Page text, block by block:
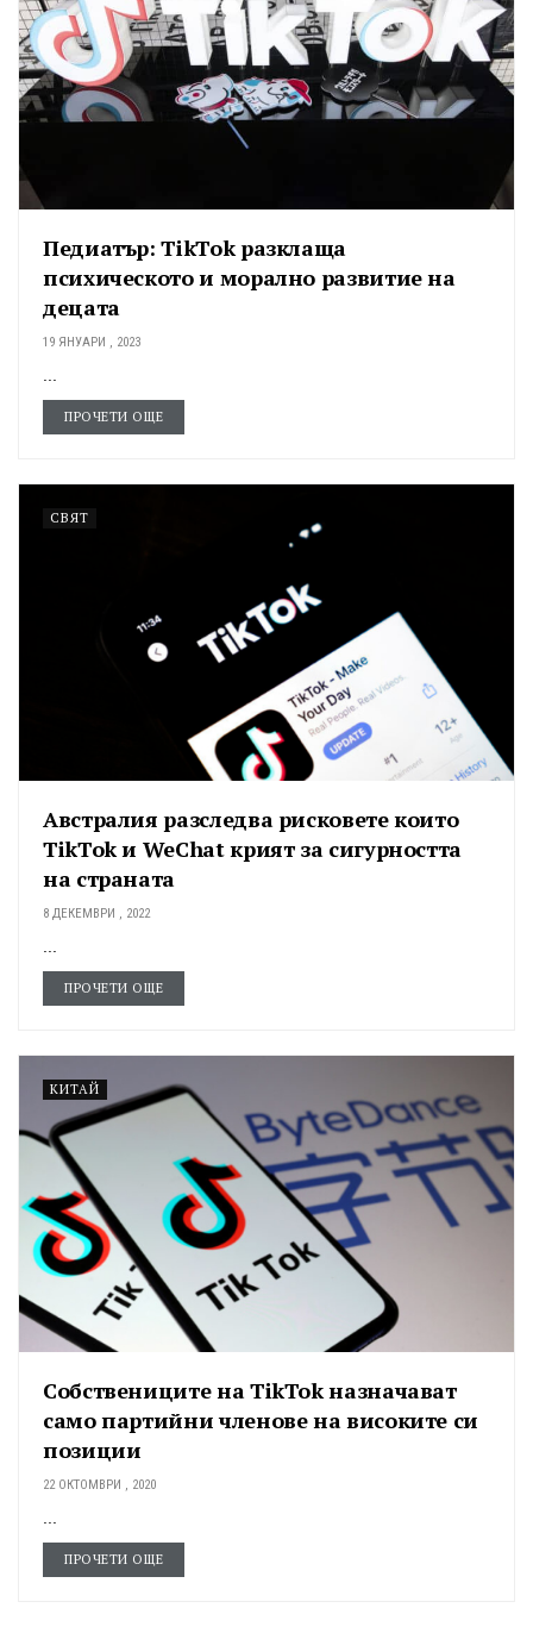
Педиатър: TikTok разклаща
психическото и морално развитие на
децата
19 ЯНУАРИ , 2023
...
ПРОЧЕТИ ОЩЕ
СВЯТ
Австралия разследва рисковете които
TikTok и WeChat крият за сигурността
на страната
8 ДЕКЕМВРИ , 2022
ПРОЧЕТИ ОЩЕ
КИТАЙ
Собствениците на TikTok назначават
само партийни членове на високите си
позиции
22 ОКТОМВРИ , 2020
ПРОЧЕТИ ОЩЕ